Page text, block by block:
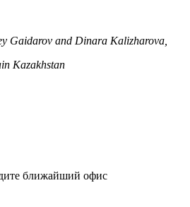
Gaidarov and Dinara Kalizharova,
Kazakhstan
ближайший офис